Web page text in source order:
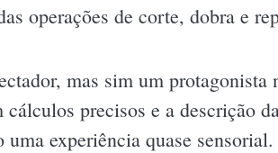
operações de corte, dobra e
mas sim um protagonista
precisos e a descrição
experiência quase